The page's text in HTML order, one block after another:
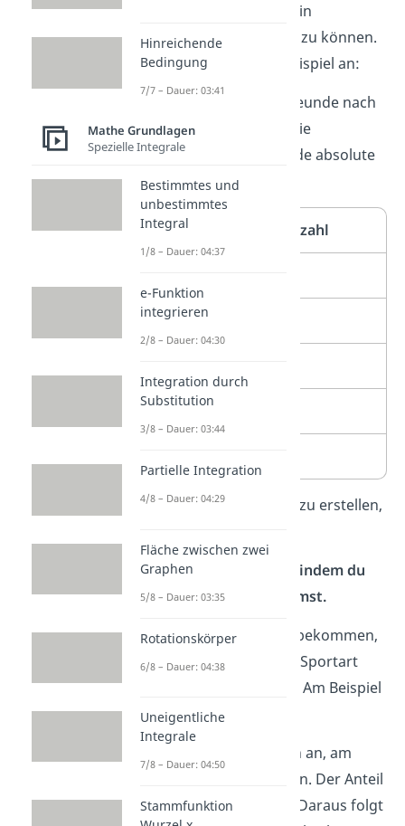
selber berechnen, um dein
Kreisdiagramm erstellen zu können.
Schau es dir an einem Beispiel an:
Du befragst 20 deiner Freunde nach
ihremLieblingshobby
. Die
Befragung ergibt folgende absolute
Häufigkeiten:
Hobby Anzahl
Reiten
Handball
Um dein Kreisdiagramm zu erstellen,
(1) Berechne die Winkel, indem du
den Anteil mal 360° nimmst.
Um zuerst den Anteil zu bekommen,
teilst du die Anzahl einer Sportart
durch die Gesamtanzahl. Am Beispiel
Fußballbedeutet das:
von 20 Freunden geben an, am
liebsten Fußball zu spielen. Der Anteil
entspricht also
= 0,45. Daraus folgt
Hinreichende
Bedingung
7/7 – Dauer: 03:41
Mathe Grundlagen
Spezielle Integrale
Bestimmtes und
unbestimmtes
Integral
1/8 – Dauer: 04:37
e-Funktion
integrieren
2/8 – Dauer: 04:30
Integration durch
Substitution
3/8 – Dauer: 03:44
Partielle Integration
4/8 – Dauer: 04:29
Fläche zwischen zwei
Graphen
5/8 – Dauer: 03:35
Rotationskörper
6/8 – Dauer: 04:38
Uneigentliche
Integrale
7/8 – Dauer: 04:50
Stammfunktion